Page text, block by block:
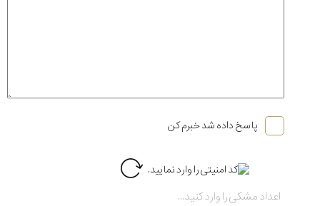
پاسخ داده شد خبرم کن